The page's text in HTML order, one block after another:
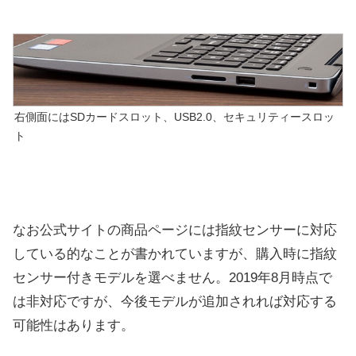
右側面にはSDカードスロット、USB2.0、セキュリティースロッ
ト
なお公式サイトの商品ページには指紋センサーに対応
している的なことが書かれていますが、購入時に指紋
センサー付きモデルを選べません。2019年8月時点で
は非対応ですが、今後モデルが追加されれば対応する
可能性はあります。